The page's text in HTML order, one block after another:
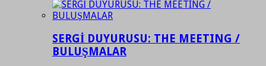
SERGİ DUYURUSU: THE MEETING /
BULUŞMALAR